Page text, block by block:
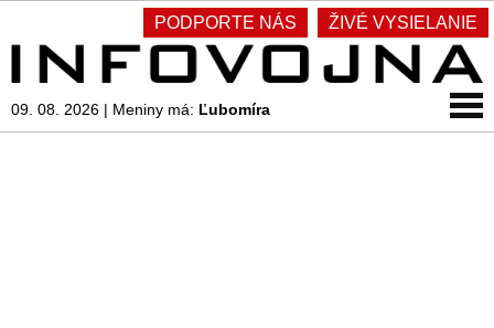
PODPORTE NÁS ŽIVÉ VYSIELANIE
09. 08. 2026 | Meniny má: Ľubomíra